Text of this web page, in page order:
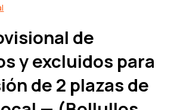
de
y excluidos para
de 2 plazas de